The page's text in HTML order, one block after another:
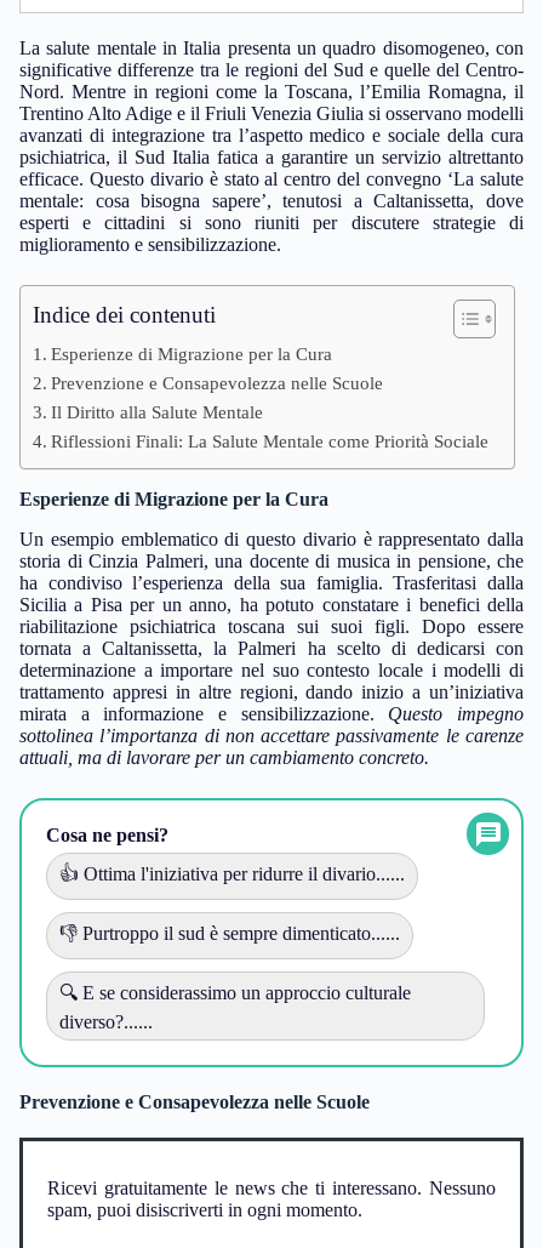
La salute mentale in Italia presenta un quadro disomogeneo, con
significative differenze tra le regioni del Sud e quelle del Centro-
Nord. Mentre in regioni come la Toscana, l’Emilia Romagna, il
Trentino Alto Adige e il Friuli Venezia Giulia si osservano modelli
avanzati di integrazione tra l’aspetto medico e sociale della cura
psichiatrica, il Sud Italia fatica a garantire un servizio altrettanto
efficace. Questo divario è stato al centro del convegno ‘La salute
mentale: cosa bisogna sapere’, tenutosi a Caltanissetta, dove
esperti e cittadini si sono riuniti per discutere strategie di
miglioramento e sensibilizzazione.
Indice dei contenuti
Esperienze di Migrazione per la Cura
Prevenzione e Consapevolezza nelle Scuole
Il Diritto alla Salute Mentale
Riflessioni Finali: La Salute Mentale come Priorità Sociale
Esperienze di Migrazione per la Cura
Un esempio emblematico di questo divario è rappresentato dalla
storia di Cinzia Palmeri, una docente di musica in pensione, che
ha condiviso l’esperienza della sua famiglia. Trasferitasi dalla
Sicilia a Pisa per un anno, ha potuto constatare i benefici della
riabilitazione psichiatrica toscana sui suoi figli. Dopo essere
tornata a Caltanissetta, la Palmeri ha scelto di dedicarsi con
determinazione a importare nel suo contesto locale i modelli di
trattamento appresi in altre regioni, dando inizio a un’iniziativa
mirata a informazione e sensibilizzazione. Questo impegno
sottolinea l’importanza di non accettare passivamente le carenze
attuali, ma di lavorare per un cambiamento concreto.
Cosa ne pensi?
👍 Ottima l'iniziativa per ridurre il divario......
👎 Purtroppo il sud è sempre dimenticato......
🔍 E se considerassimo un approccio culturale
diverso?......
Prevenzione e Consapevolezza nelle Scuole
Ricevi gratuitamente le news che ti interessano. Nessuno
spam, puoi disiscriverti in ogni momento.